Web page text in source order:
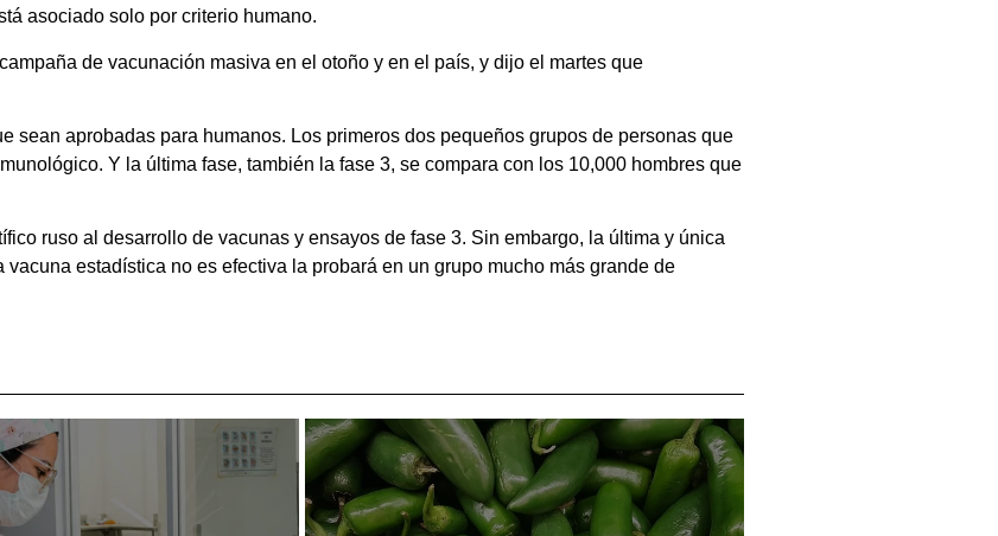
asociado solo por criterio humano.
de vacunación masiva en el otoño y en el país, y dijo el martes que
sean aprobadas para humanos. Los primeros dos pequeños grupos de personas que
Y la última fase, también la fase 3, se compara con los 10,000 hombres que
ruso al desarrollo de vacunas y ensayos de fase 3. Sin embargo, la última y única
estadística no es efectiva la probará en un grupo mucho más grande de